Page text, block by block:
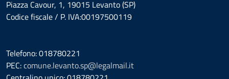
Piazza Cavour, 1, 19015 Levanto (SP)
Codice fiscale / P. IVA:00197500119
Telefono: 018780221
PEC:comune.levanto.sp@legalmail.it